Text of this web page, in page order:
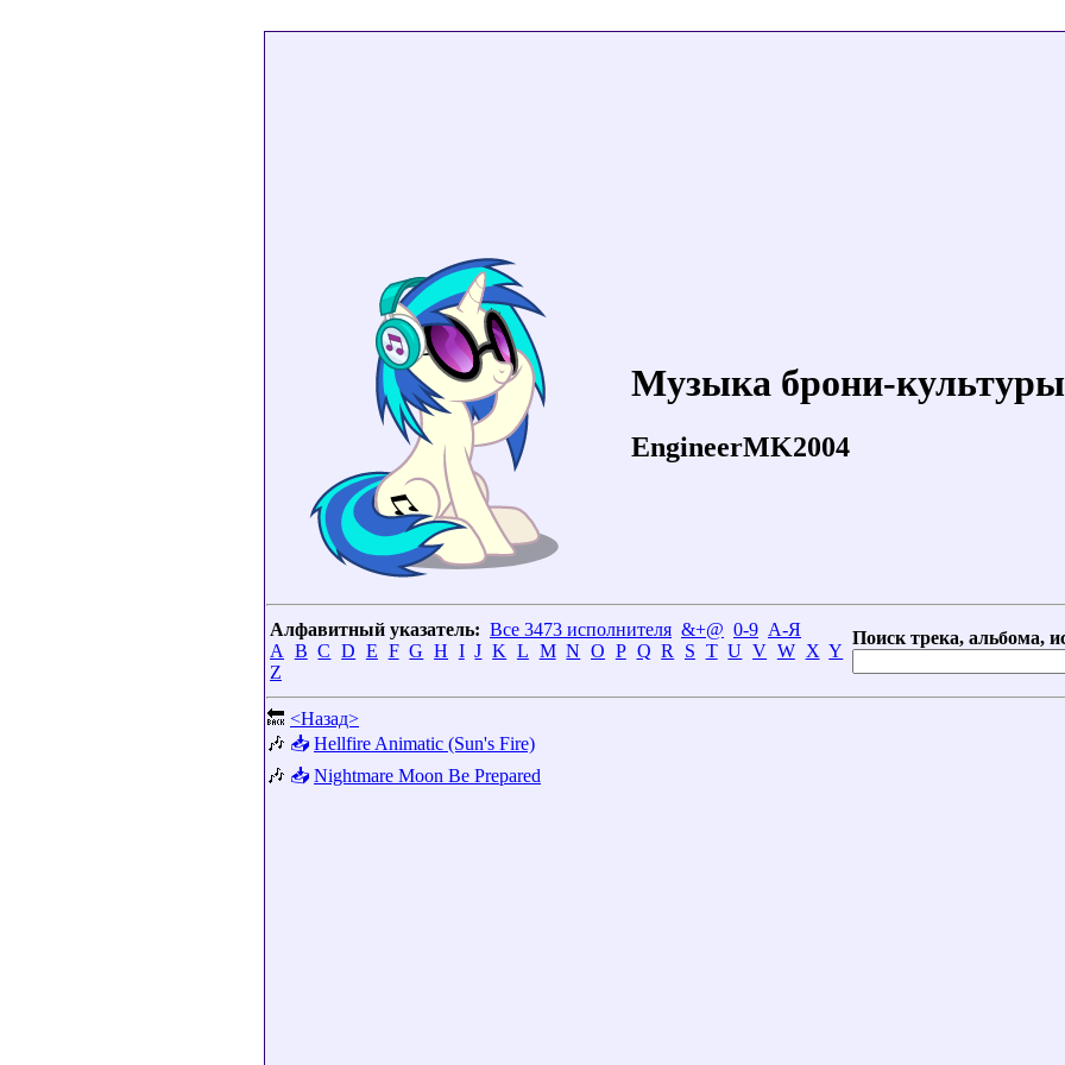
Музыка брони-культуры
EngineerMK2004
Алфавитный указатель: Все 3473 исполнителя &+@ 0-9 А-Я
A
B C D E F G H I J K L M N O P Q R S T U V W X Y
Z
Поиск трека, альбома,
🔙 <Назад>
🎶 📥 Hellfire Animatic (Sun's Fire)
🎶 📥 Nightmare Moon Be Prepared